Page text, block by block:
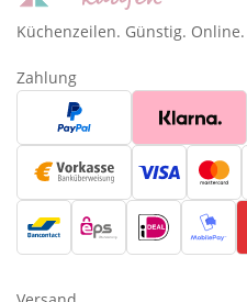
Küchenzeilen. Günstig. Online.
Zahlung